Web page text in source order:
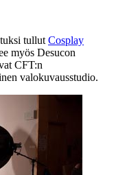
tullut Cosplay
myös Desucon
CFT:n
valokuvausstudio.